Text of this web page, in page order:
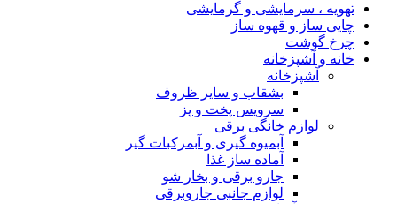
تهویه ، سرمایشی و گرمایشی
چایی ساز و قهوه ساز
چرخ گوشت
خانه و آشپزخانه
آشپزخانه
بشقاب و سایر ظروف
سرویس پخت و پز
لوازم خانگی برقی
آبمیوه گیری و آبمرکبات گیر
آماده ساز غذا
جارو برقی و بخار شو
لوازم جانبی جاروبرقی